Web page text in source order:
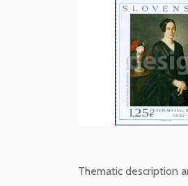
Thematic description